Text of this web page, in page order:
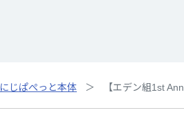
にじぱぺっと本体 【エデン組1st